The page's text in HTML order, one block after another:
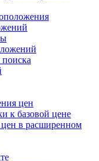
цен
к базовой цене
в расширенном